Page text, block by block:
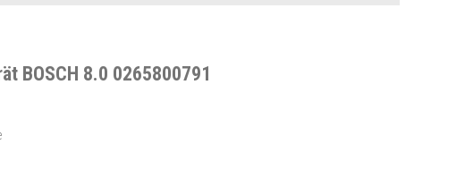
BOSCH 8.0 0265800791